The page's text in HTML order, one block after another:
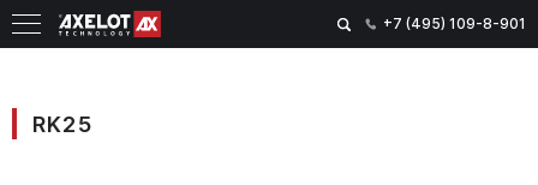
+7 (495) 109-8-901
RK25